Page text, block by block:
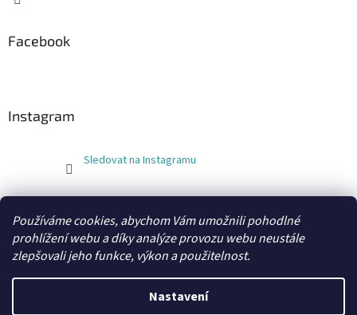
Používáme cookies, abychom Vám umožnili pohodlné
prohlížení webu a díky analýze provozu webu neustále
zlepšovali jeho funkce, výkon a použitelnost.
Nastavení
Facebook
Instagram
Sledovat na Instagramu